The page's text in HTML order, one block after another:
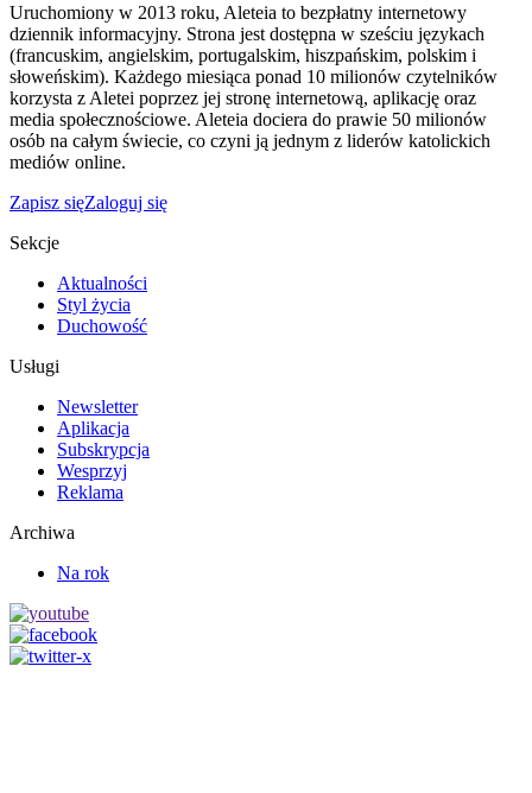
Uruchomiony w 2013 roku, Aleteia to bezpłatny internetowy
dziennik informacyjny. Strona jest dostępna w sześciu językach
(francuskim, angielskim, portugalskim, hiszpańskim, polskim i
słoweńskim). Każdego miesiąca ponad 10 milionów czytelników
korzysta z Aletei poprzez jej stronę internetową, aplikację oraz
media społecznościowe. Aleteia dociera do prawie 50 milionów
osób na całym świecie, co czyni ją jednym z liderów katolickich
mediów online.
Zapisz sięZaloguj się
Sekcje
Aktualności
Styl życia
Duchowość
Usługi
Newsletter
Aplikacja
Subskrypcja
Wesprzyj
Reklama
Archiwa
Na rok